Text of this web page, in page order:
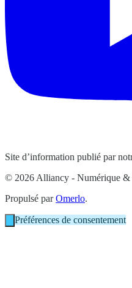
Site d’information publié par
© 2026 Alliancy - Numérique &
Propulsé parOmerlo.
Préférences de consentement